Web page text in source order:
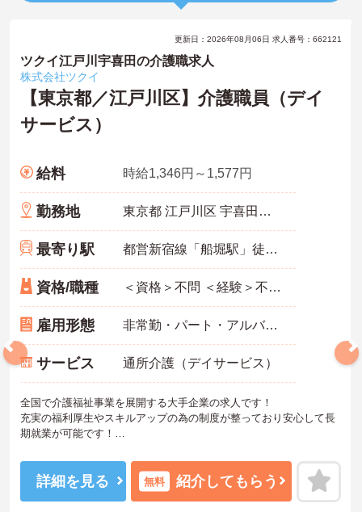
更新日：2026年08月06日 求人番号：662121
ツクイ江戸川宇喜田の介護職求人
株式会社ツクイ
【東京都／江戸川区】介護職員（デイ
サービス）
給料 時給1,346円～1,577円
勤務地 東京都 江戸川区 宇喜田町1237-1
最寄り駅 都営新宿線「船堀駅」徒歩10分
資格/職種 ＜資格＞不問 ＜経験＞不問 ※無資格者:入社半年以内に会社負担で認知症介護基礎研修受講
雇用形態 非常勤・パート・アルバイト
サービス 通所介護（デイサービス）
全国で介護福祉事業を展開する大手企業の求人です！
充実の福利厚生やスキルアップの為の制度が整っており安心して長
期就業が可能です！
すのでお気軽にご相談ください。
詳細を見る 無料 紹介してもらう